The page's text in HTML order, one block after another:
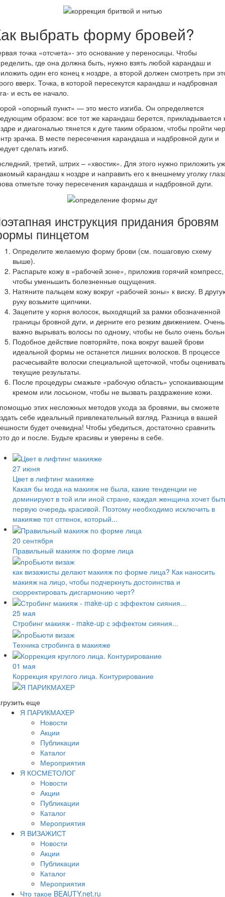
выбрать форму бровей?
точка «отсчета»- это основание у переносицы. Чтобы
где она должна быть, нужно взять любой карандаш и
один его конец к ноздре, а второй должен смотреть при
вверх. Точка, в которой пересекутся карандаш и надбровная
и есть ее начало.
«опорный пункт» — это место изгиба. Он определяется
образом: все тот же карандаш берется, прикладывается
и диагональю тянется к дуге таким образом, чтобы пройти
зрачка. В месте пересечения карандаша и надбровной дуги и
сделать изгиб.
третий, штрих – «хвостик». Для этого нужно приложить
карандаш к ноздре и направить его к внешнему уголку
отметьте точку пересечения карандаша и надбровной дуги.
инструкция придания бровям
пинцетом
Определите желаемую форму брови (см. пошаговую схему
выше).
Распарьте кожу в «рабочей зоне», приложив горячий компресс,
чтобы уменьшить болезненные ощущения.
Натяните пальцем кожу вокруг «рабочей зоны» к виску. В
руку возьмите щипчики.
Зацепите у корня волосок, выходящий за рамки обозначенной
границы бровной дуги, и дерните его резким движением. Очень
важно вырывать волосы по одному, чтобы не было очень
Подобное действие повторяйте, пока вокруг вашей брови
идеальной формы не останется лишних волосков. В процессе
расчесывайте волоски специальной щеточкой, чтобы оценивать
текущие результаты.
После процедуры смажьте «рабочую область» успокаивающим
кремом или лосьоном, чтобы не вызвать раздражение кожи.
этих несложных методов ухода за бровями, вы сможете
себе идеальный привлекательный взгляд. Разница в вашей
будет очевидна! Чтобы убедиться, достаточно сравнить
до и после. Будьте красивы и уверены в себе.
27 июня
Цвет в лифтинг макияже
Какая бы мода на макияж не была, какие тенденции не
доминируют в той или иной стране, каждая женщина хочет
первую очередь красивой. Поэтому необходимо исключить в
макияже тот оттенок, который...
20 сентября
Правильный макияж по форме лица
как визажисты делают макияж по форме лица? Как наносить
макияж на лицо, чтобы подчеркнуть достоинства и
скорректировать дисгармонию черт?
25 мая
Стробинг макияж - make-up с эффектом сияния...
Техника стробинга в макияже
01 мая
Коррекция круглого лица. Контурирование
еще
Я ПАРИКМАХЕР
Новости
Акции
Публикации
Каталог
Мероприятия
Я КОСМЕТОЛОГ
Новости
Акции
Публикации
Каталог
Мероприятия
Я ВИЗАЖИСТ
Новости
Акции
Публикации
Каталог
Мероприятия
Что такое BEAUTY.net.ru